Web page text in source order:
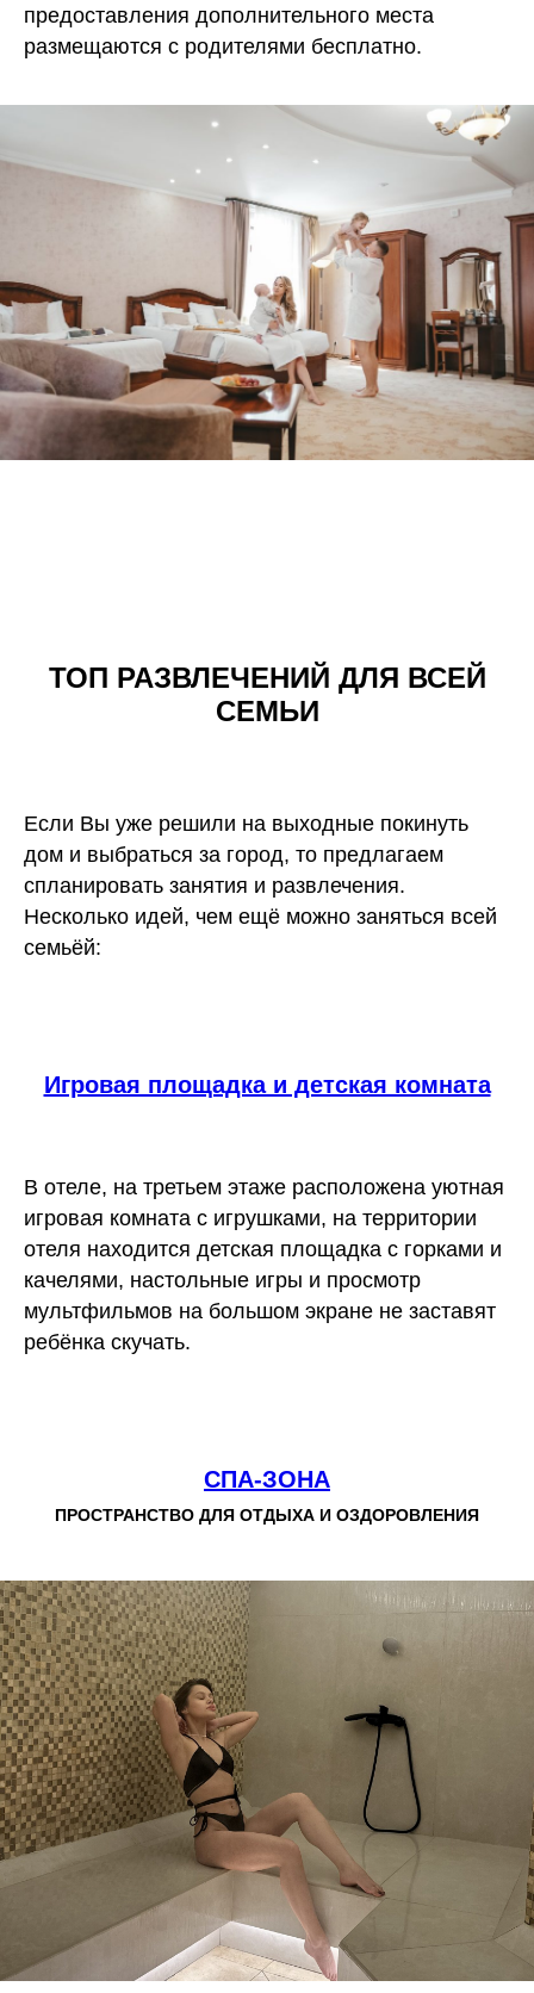
предоставления дополнительного места
размещаются с родителями бесплатно.
ТОП РАЗВЛЕЧЕНИЙ ДЛЯ ВСЕЙ
СЕМЬИ
Если Вы уже решили на выходные покинуть
дом и выбраться за город, то предлагаем
спланировать занятия и развлечения.
Несколько идей, чем ещё можно заняться всей
семьёй:
Игровая площадка и детская комната
В отеле, на третьем этаже расположена уютная
игровая комната с игрушками, на территории
отеля находится детская площадка с горками и
качелями, настольные игры и просмотр
мультфильмов на большом экране не заставят
ребёнка скучать.
СПА-ЗОНА
ПРОСТРАНСТВО ДЛЯ ОТДЫХА И ОЗДОРОВЛЕНИЯ